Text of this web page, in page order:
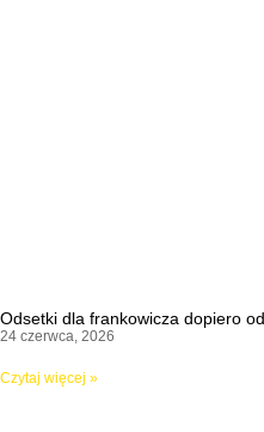
Odsetki dla frankowicza dopiero
24 czerwca, 2026
Czytaj więcej »